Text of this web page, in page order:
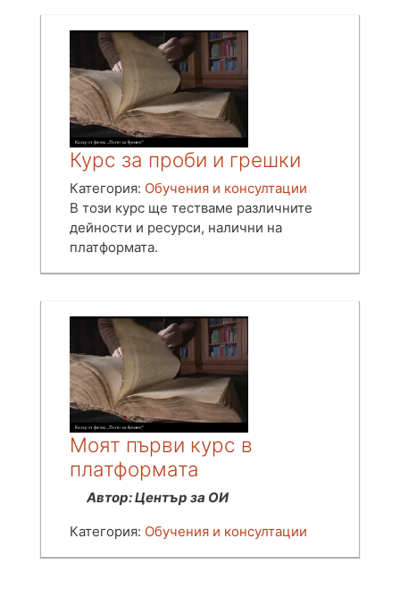
Курс за проби и грешки
Категория: Обучения и консултации
В този курс ще тестваме различните
дейности и ресурси, налични на
платформата.
Моят първи курс в
платформата
Автор: Център за ОИ
Категория: Обучения и консултации